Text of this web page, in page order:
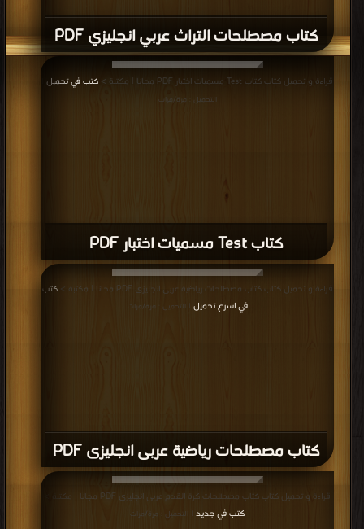
كتاب مصطلحات التراث عربي انجليزي PDF
كتاب Test مسمیات اختبار PDF
قراءة و تحميل كتاب كتاب Test مسمیات اختبار PDF مجانا | مكتبة > كتب في تحميل
التحميل : مرة/مرات
كتاب مصطلحات رياضية عربى انجليزى PDF
قراءة و تحميل كتاب كتاب مصطلحات رياضية عربى انجليزى PDF مجانا | مكتبة >
كتب
في اسرع تحميل
| التحميل : مرة/مرات
قراءة و تحميل كتاب كتاب مصطلحات كرة القدم عربى انجليزى PDF مجانا | مكتبة >
كتب في جديد | التحميل : مرة/مرات